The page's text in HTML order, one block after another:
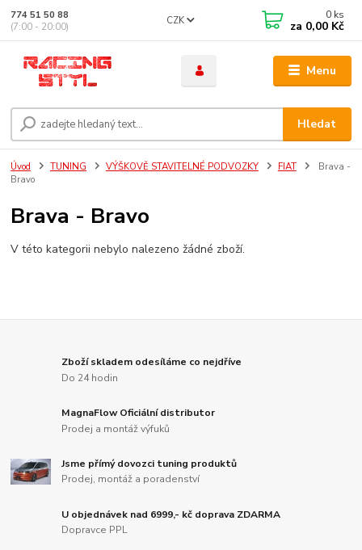
Menu
CZK
Hledat
774 51 50 88
(7:00 - 20:00)
0 ks
za 0,00 Kč
Úvod TUNING VÝŠKOVĚ STAVITELNÉ PODVOZKY FIAT
Brava -
Bravo
Brava - Bravo
V této kategorii nebylo nalezeno žádné zboží.
Zboží skladem odesíláme co nejdříve
Do 24 hodin
MagnaFlow Oficiální distributor
Prodej a montáž výfuků
Jsme přímý dovozci tuning produktů
Prodej, montáž a poradenství
U objednávek nad 6999,- kč doprava ZDARMA
Dopravce PPL